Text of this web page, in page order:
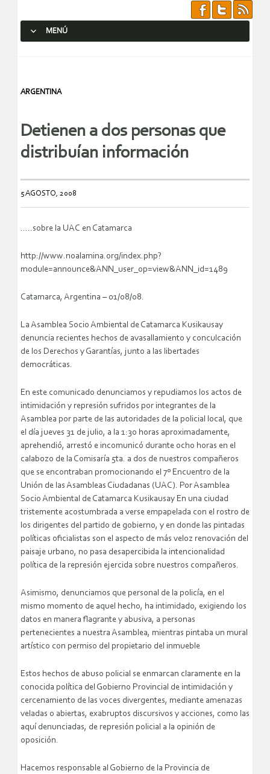
MENÚ
ARGENTINA
Detienen a dos personas que
distribuían información
5 AGOSTO, 2008
…..sobre la UAC en Catamarca
http://www.noalamina.org/index.php?
module=announce&ANN_user_op=view&ANN_id=1489
Catamarca, Argentina – 01/08/08.
La Asamblea Socio Ambiental de Catamarca Kusikausay
denuncia recientes hechos de avasallamiento y conculcación
de los Derechos y Garantías, junto a las libertades
democráticas.
En este comunicado denunciamos y repudiamos los actos de
intimidación y represión sufridos por integrantes de la
Asamblea por parte de las autoridades de la policial local, que
el día jueves 31 de julio, a la 1:30 horas aproximadamente,
aprehendió, arrestó e incomunicó durante ocho horas en el
calabozo de la Comisaría 5ta. a dos de nuestros compañeros
que se encontraban promocionando el 7º Encuentro de la
Unión de las Asambleas Ciudadanas (UAC). Por Asamblea
Socio Ambiental de Catamarca Kusikausay En una ciudad
tristemente acostumbrada a verse empapelada con el rostro de
los dirigentes del partido de gobierno, y en donde las pintadas
políticas oficialistas son el aspecto de más veloz renovación del
paisaje urbano, no pasa desapercibida la intencionalidad
política de la represión ejercida sobre nuestros compañeros.
Asimismo, denunciamos que personal de la policía, en el
mismo momento de aquel hecho, ha intimidado, exigiendo los
datos en manera flagrante y abusiva, a personas
pertenecientes a nuestra Asamblea, mientras pintaba un mural
artístico con permiso del propietario del inmueble
Estos hechos de abuso policial se enmarcan claramente en la
conocida política del Gobierno Provincial de intimidación y
cercenamiento de las voces divergentes, mediante amenazas
veladas o abiertas, exabruptos discursivos y acciones, como las
aquí denunciadas, de represión policial a la opinión de
oposición.
Hacemos responsable al Gobierno de la Provincia de